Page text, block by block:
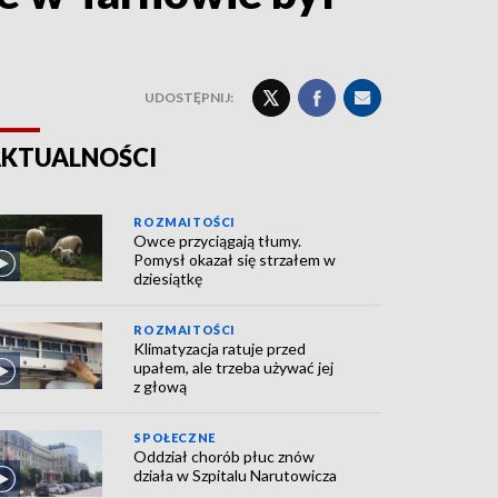
UDOSTĘPNIJ:
ROZMAITOŚCI
Owce przyciągają tłumy.
Pomysł okazał się strzałem w
dziesiątkę
ROZMAITOŚCI
Klimatyzacja ratuje przed
upałem, ale trzeba używać jej
z głową
SPOŁECZNE
Oddział chorób płuc znów
działa w Szpitalu Narutowicza